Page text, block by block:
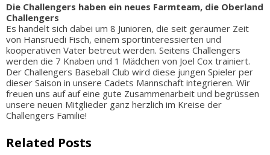
Die Challengers haben ein neues Farmteam, die Oberland
Challengers
Es handelt sich dabei um 8 Junioren, die seit geraumer Zeit
von Hansruedi Fisch, einem sportinteressierten und
kooperativen Vater betreut werden. Seitens Challengers
werden die 7 Knaben und 1 Mädchen von Joel Cox trainiert.
Der Challengers Baseball Club wird diese jungen Spieler per
dieser Saison in unsere Cadets Mannschaft integrieren. Wir
freuen uns auf auf eine gute Zusammenarbeit und begrüssen
unsere neuen Mitglieder ganz herzlich im Kreise der
Challengers Familie!
Related Posts